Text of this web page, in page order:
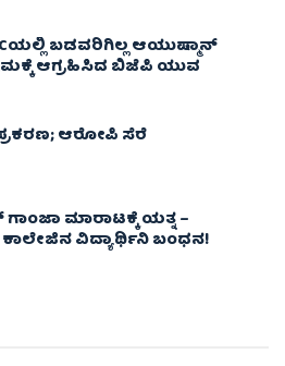
ಬಡವರಿಗಿಲ್ಲ ಆಯುಷ್ಮಾನ್
ಆಗ್ರಹಿಸಿದ ಬಿಜೆಪಿ ಯುವ
ಆರೋಪಿ ಸೆರೆ
ಮಾರಾಟಕ್ಕೆ ಯತ್ನ –
ಕಾಲೇಜಿನ ವಿದ್ಯಾರ್ಥಿನಿ ಬಂಧನ!